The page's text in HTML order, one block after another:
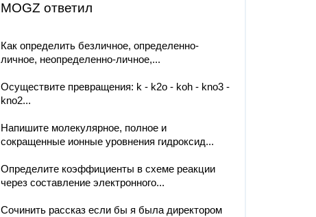
MOGZ ответил
Как определить безличное, определенно-
личное, неопределенно-личное,...
Осуществите превращения: k - k2o - koh - kno3 -
kno2...
Напишите молекулярное, полное и
сокращенные ионные уровнения гидроксид...
Определите коэффициенты в схеме реакции
через составление электронного...
Сочинить рассказ если бы я была директором